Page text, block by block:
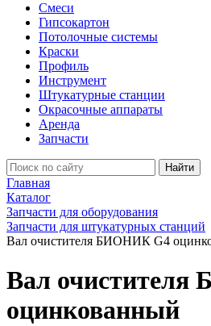
Смеси
Гипсокартон
Потолочные системы
Краски
Профиль
Инструмент
Штукатурные станции
Окрасочные аппараты
Аренда
Запчасти
Найти
Главная
Каталог
Запчасти для оборудования
Запчасти для штукатурных станций
Вал очистителя БИОНИК G4
Вал
оцинкованный